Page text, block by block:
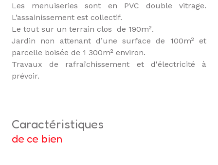
Les menuiseries sont en PVC double vitrage.
L’assainissement est collectif.
Le tout sur un terrain clos de 190m².
Jardin non attenant d’une surface de 100m² et
parcelle boisée de 1 300m² environ.
Travaux de rafraîchissement et d'électricité à
prévoir.
caractéristiques
de ce bien